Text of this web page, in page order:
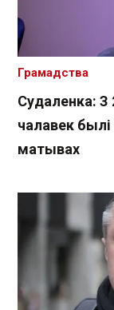
Судаленка: З
чалавек
матывах
Грамадства